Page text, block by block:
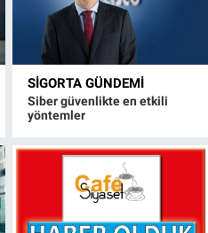
SIGORTA GÜNDEMI
Siber güvenlikte en etkili
yöntemler